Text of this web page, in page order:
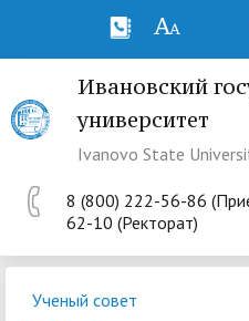
Ивановский
университет
Ivanovo State
8 (800) 222-56-86
62-10 (Ректорат)
Ученый совет